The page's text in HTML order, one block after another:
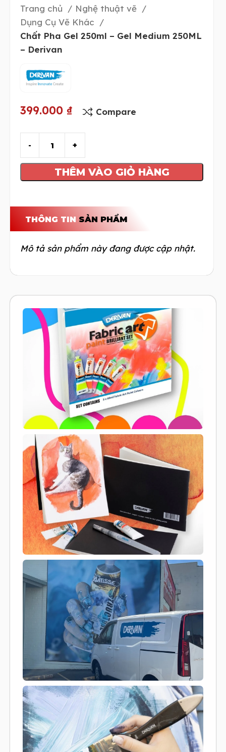
Trang chủ
Nghệ thuật vẽ
Dụng Cụ Vẽ Khác
Chất Pha Gel 250ml – Gel Medium 250ML
– Derivan
399.000 ₫ Compare
THÊM VÀO GIỎ HÀNG
THÔNG TIN SẢN PHẨM
Mô tả sản phẩm này đang được cập nhật.